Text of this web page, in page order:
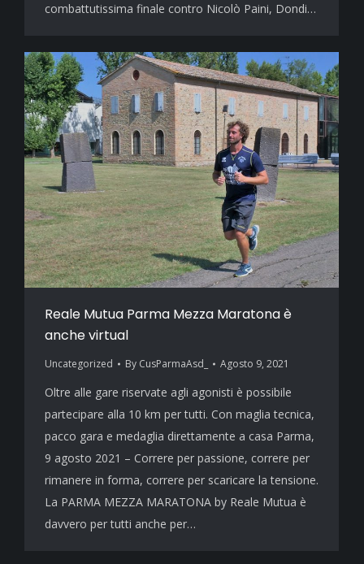
combattutissima finale contro Nicolò Paini, Dondi…
Reale Mutua Parma Mezza Maratona è
anche virtual
Uncategorized By CusParmaAsd_ Agosto 9, 2021
Oltre alle gare riservate agli agonisti è possibile
partecipare alla 10 km per tutti. Con maglia tecnica,
pacco gara e medaglia direttamente a casa Parma,
9 agosto 2021 – Correre per passione, correre per
rimanere in forma, correre per scaricare la tensione.
La PARMA MEZZA MARATONA by Reale Mutua è
davvero per tutti anche per…